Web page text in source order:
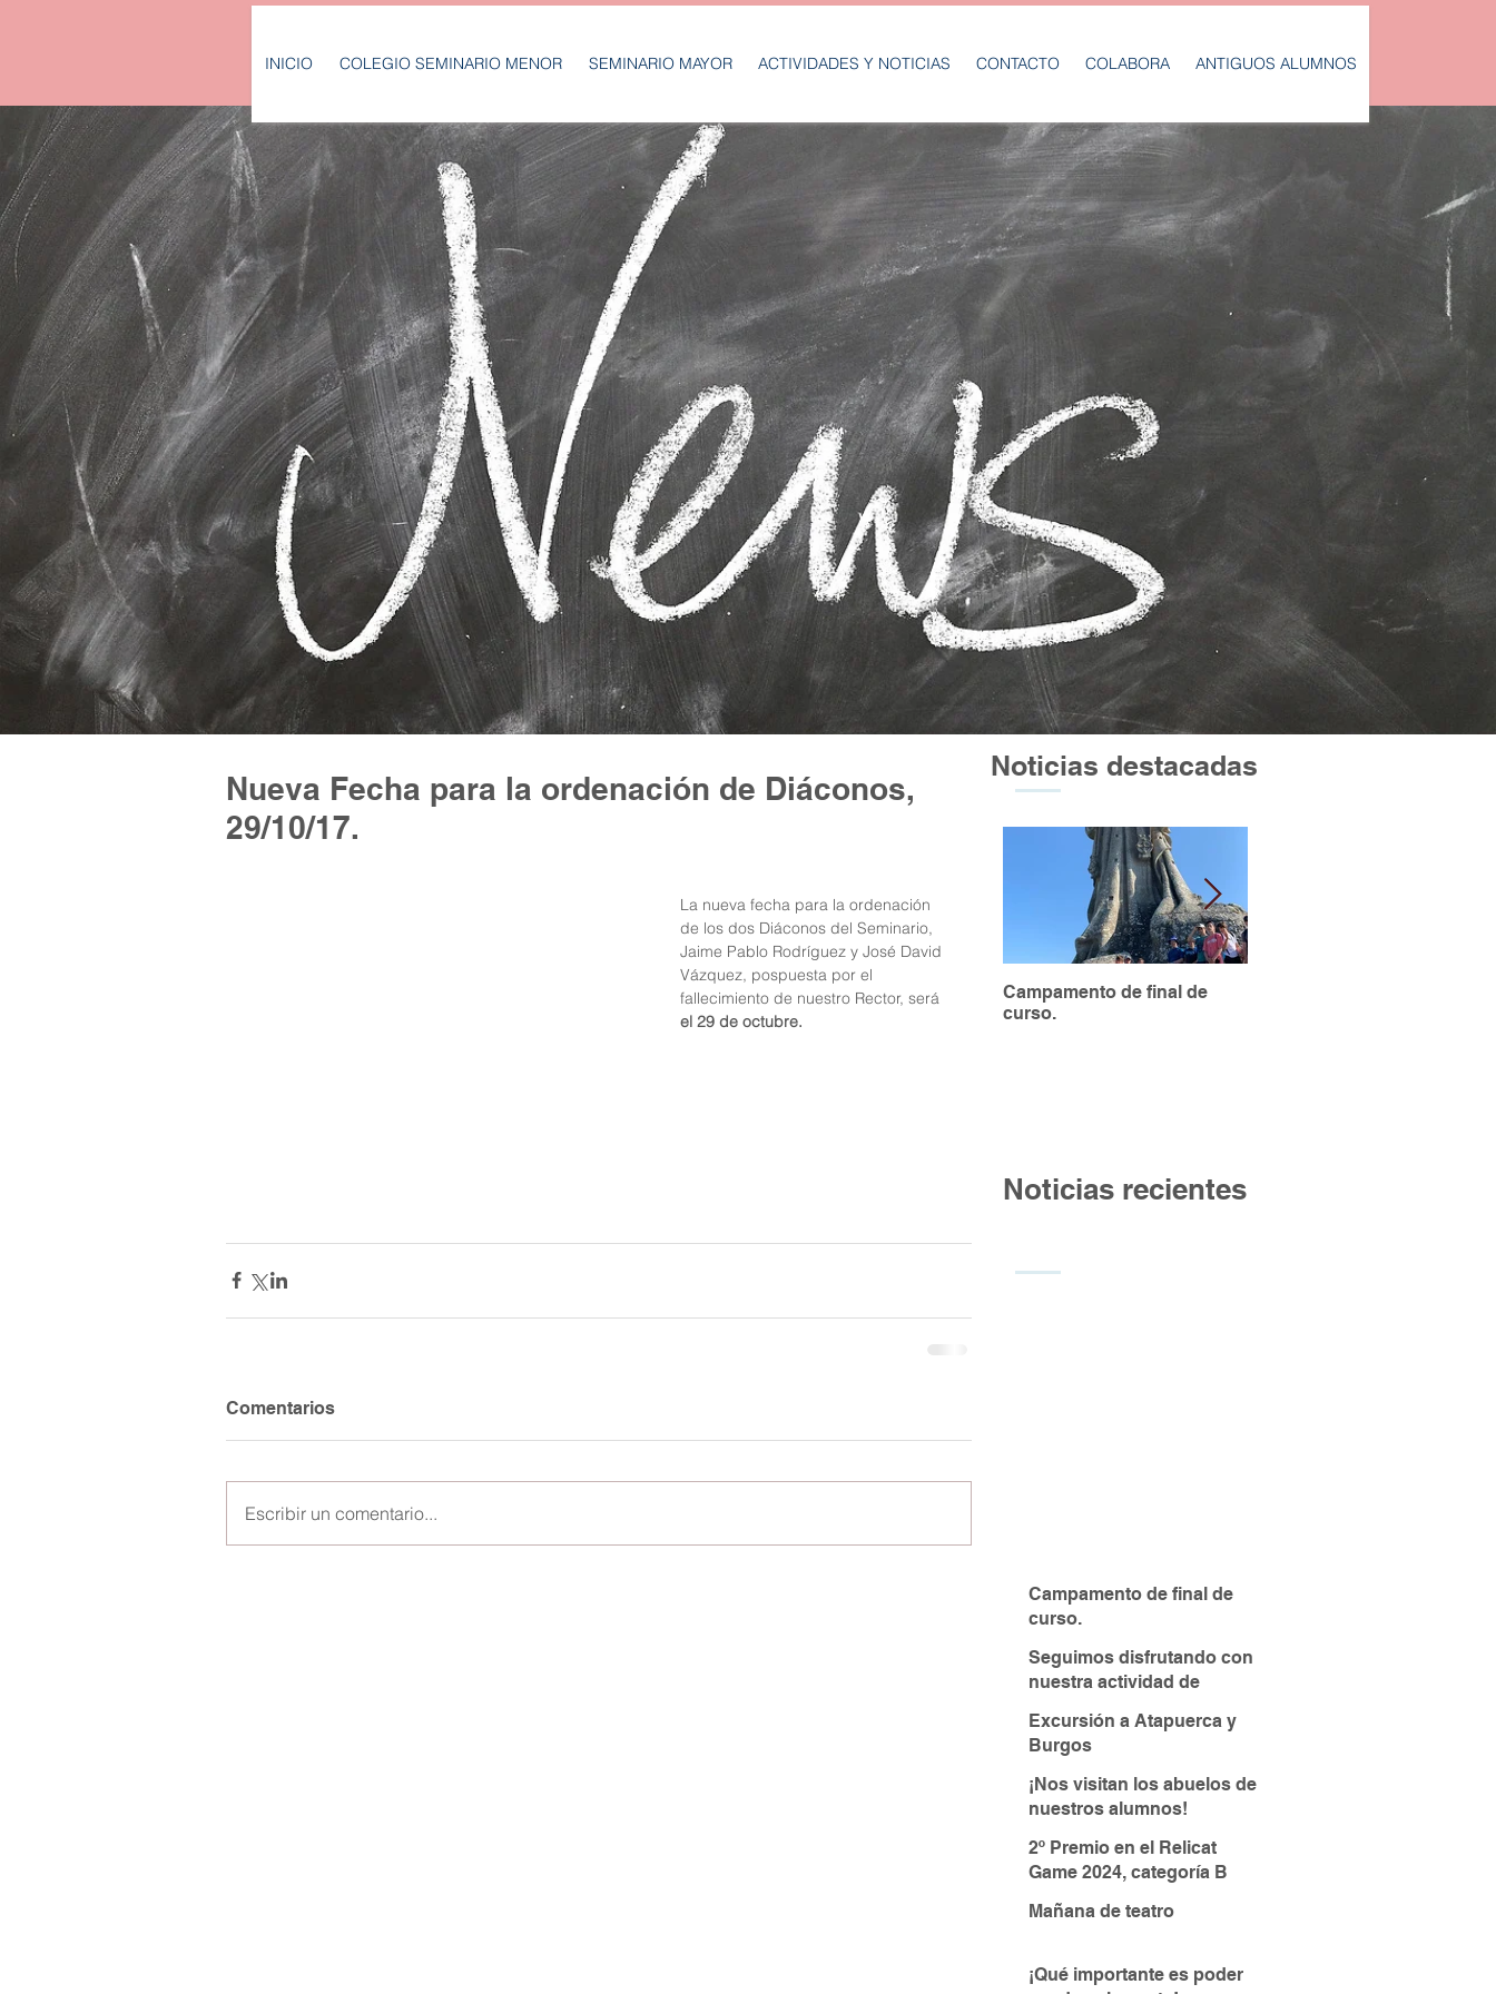
INICIO COLEGIO SEMINARIO MENOR SEMINARIO MAYOR ACTIVIDADES Y NOTICIAS CONTACTO COLABORA ANTIGUOS ALUMNOS
Noticias destacadas
Campamento de final de
curso.
Noticias recientes
Campamento de final de
curso.
Seguimos disfrutando con
nuestra actividad de
Excursión a Atapuerca y
Burgos
¡Nos visitan los abuelos de
nuestros alumnos!
2º Premio en el Relicat
Game 2024, categoría B
Mañana de teatro
¡Qué importante es poder
Nueva Fecha para la ordenación de Diáconos,
29/10/17.
La nueva fecha para la ordenación
de los dos Diáconos del Seminario,
Jaime Pablo Rodríguez y José David
Vázquez, pospuesta por el
fallecimiento de nuestro Rector, será
el 29 de octubre.
Comentarios
Escribir un comentario...